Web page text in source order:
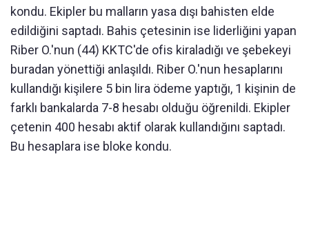
kondu. Ekipler bu malların yasa dışı bahisten elde
edildiğini saptadı. Bahis çetesinin ise liderliğini yapan
Riber O.'nun (44) KKTC'de ofis kiraladığı ve şebekeyi
buradan yönettiği anlaşıldı. Riber O.'nun hesaplarını
kullandığı kişilere 5 bin lira ödeme yaptığı, 1 kişinin de
farklı bankalarda 7-8 hesabı olduğu öğrenildi. Ekipler
çetenin 400 hesabı aktif olarak kullandığını saptadı.
Bu hesaplara ise bloke kondu.